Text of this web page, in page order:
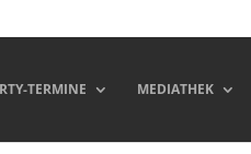
TERMINE MEDIATHEK